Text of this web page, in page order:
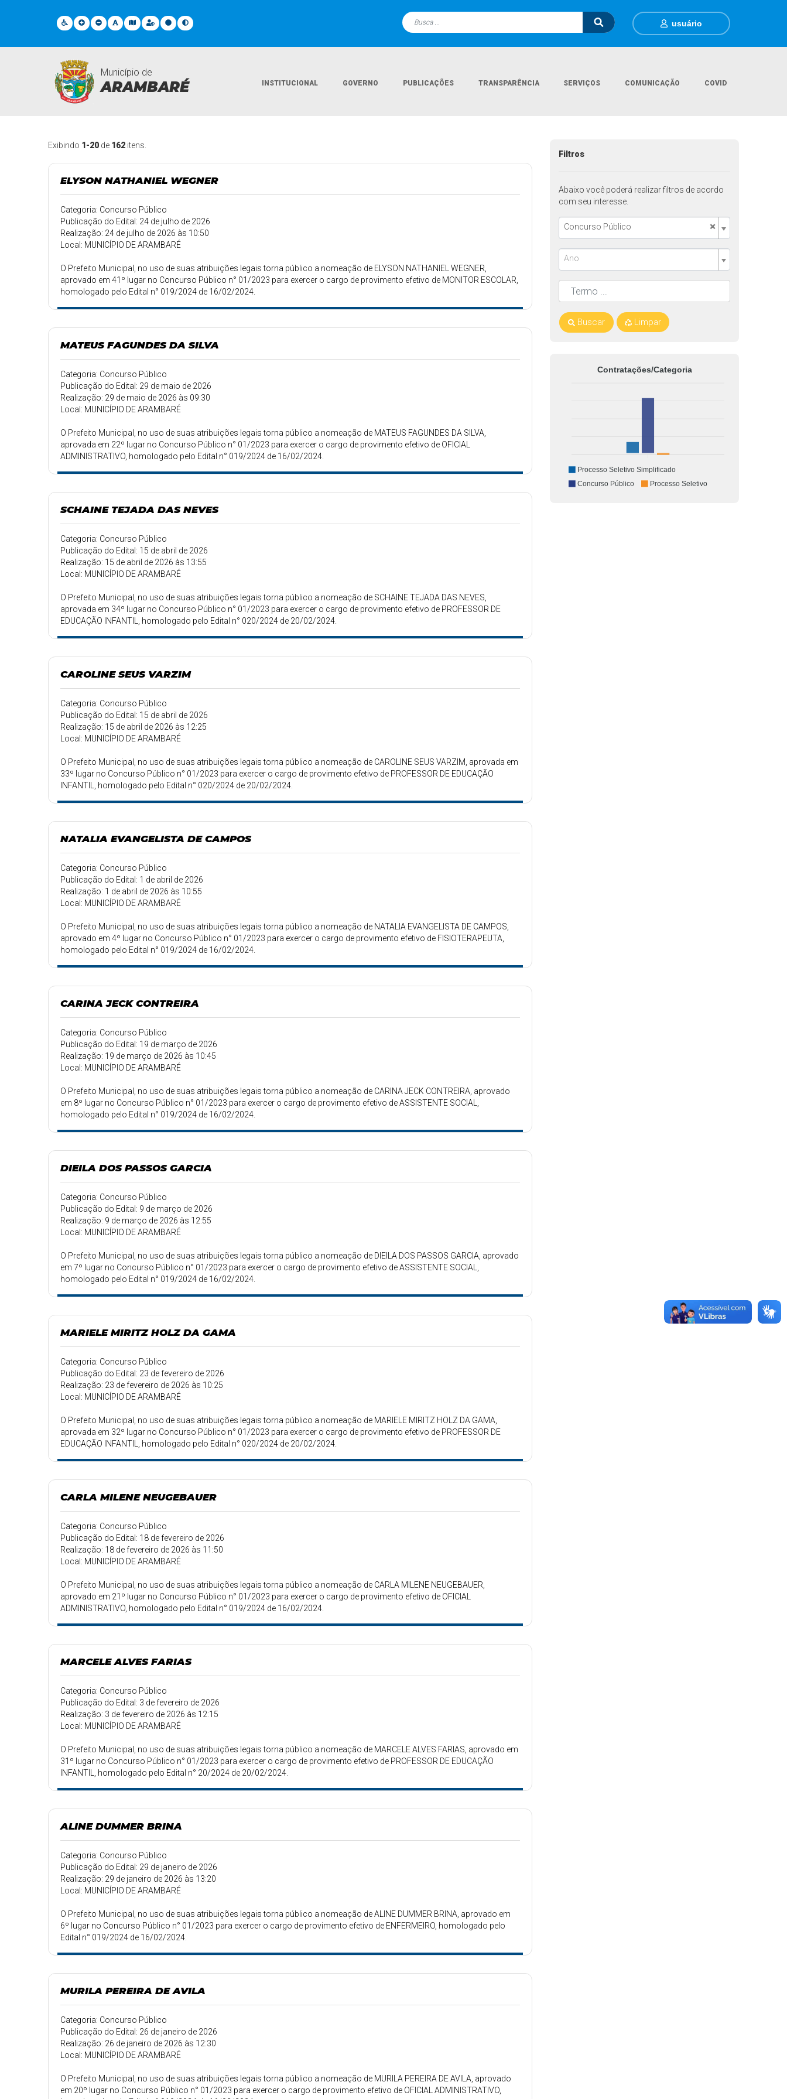
usuário
Município de
ARAMBARÉ INSTITUCIONAL GOVERNO PUBLICAÇÕES TRANSPARÊNCIA SERVIÇOS COMUNICAÇÃO COVID
Contratações
Exibindo 1-20 de 162 itens.
ELYSON NATHANIEL WEGNER
Categoria: Concurso Público
Publicação do Edital: 24 de julho de 2026
Realização: 24 de julho de 2026 às 10:50
Local: MUNICÍPIO DE ARAMBARÉ
O Prefeito Municipal, no uso de suas atribuições legais torna público a nomeação de ELYSON NATHANIEL WEGNER,
aprovado em 41º lugar no Concurso Público n° 01/2023 para exercer o cargo de provimento efetivo de MONITOR ESCOLAR,
homologado pelo Edital n° 019/2024 de 16/02/2024.
MATEUS FAGUNDES DA SILVA
Categoria: Concurso Público
Publicação do Edital: 29 de maio de 2026
Realização: 29 de maio de 2026 às 09:30
Local: MUNICÍPIO DE ARAMBARÉ
O Prefeito Municipal, no uso de suas atribuições legais torna público a nomeação de MATEUS FAGUNDES DA SILVA,
aprovada em 22º lugar no Concurso Público n° 01/2023 para exercer o cargo de provimento efetivo de OFICIAL
ADMINISTRATIVO, homologado pelo Edital n° 019/2024 de 16/02/2024.
SCHAINE TEJADA DAS NEVES
Categoria: Concurso Público
Publicação do Edital: 15 de abril de 2026
Realização: 15 de abril de 2026 às 13:55
Local: MUNICÍPIO DE ARAMBARÉ
O Prefeito Municipal, no uso de suas atribuições legais torna público a nomeação de SCHAINE TEJADA DAS NEVES,
aprovada em 34º lugar no Concurso Público n° 01/2023 para exercer o cargo de provimento efetivo de PROFESSOR DE
EDUCAÇÃO INFANTIL, homologado pelo Edital n° 020/2024 de 20/02/2024.
CAROLINE SEUS VARZIM
Categoria: Concurso Público
Publicação do Edital: 15 de abril de 2026
Realização: 15 de abril de 2026 às 12:25
Local: MUNICÍPIO DE ARAMBARÉ
O Prefeito Municipal, no uso de suas atribuições legais torna público a nomeação de CAROLINE SEUS VARZIM, aprovada em
33º lugar no Concurso Público n° 01/2023 para exercer o cargo de provimento efetivo de PROFESSOR DE EDUCAÇÃO
INFANTIL, homologado pelo Edital n° 020/2024 de 20/02/2024.
NATALIA EVANGELISTA DE CAMPOS
Categoria: Concurso Público
Publicação do Edital: 1 de abril de 2026
Realização: 1 de abril de 2026 às 10:55
Local: MUNICÍPIO DE ARAMBARÉ
O Prefeito Municipal, no uso de suas atribuições legais torna público a nomeação de NATALIA EVANGELISTA DE CAMPOS,
aprovado em 4º lugar no Concurso Público n° 01/2023 para exercer o cargo de provimento efetivo de FISIOTERAPEUTA,
homologado pelo Edital n° 019/2024 de 16/02/2024.
CARINA JECK CONTREIRA
Categoria: Concurso Público
Publicação do Edital: 19 de março de 2026
Realização: 19 de março de 2026 às 10:45
Local: MUNICÍPIO DE ARAMBARÉ
O Prefeito Municipal, no uso de suas atribuições legais torna público a nomeação de CARINA JECK CONTREIRA, aprovado
em 8º lugar no Concurso Público n° 01/2023 para exercer o cargo de provimento efetivo de ASSISTENTE SOCIAL,
homologado pelo Edital n° 019/2024 de 16/02/2024.
DIEILA DOS PASSOS GARCIA
Categoria: Concurso Público
Publicação do Edital: 9 de março de 2026
Realização: 9 de março de 2026 às 12:55
Local: MUNICÍPIO DE ARAMBARÉ
O Prefeito Municipal, no uso de suas atribuições legais torna público a nomeação de DIEILA DOS PASSOS GARCIA, aprovado
em 7º lugar no Concurso Público n° 01/2023 para exercer o cargo de provimento efetivo de ASSISTENTE SOCIAL,
homologado pelo Edital n° 019/2024 de 16/02/2024.
MARIELE MIRITZ HOLZ DA GAMA
Categoria: Concurso Público
Publicação do Edital: 23 de fevereiro de 2026
Realização: 23 de fevereiro de 2026 às 10:25
Local: MUNICÍPIO DE ARAMBARÉ
O Prefeito Municipal, no uso de suas atribuições legais torna público a nomeação de MARIELE MIRITZ HOLZ DA GAMA,
aprovada em 32º lugar no Concurso Público n° 01/2023 para exercer o cargo de provimento efetivo de PROFESSOR DE
EDUCAÇÃO INFANTIL, homologado pelo Edital n° 020/2024 de 20/02/2024.
CARLA MILENE NEUGEBAUER
Categoria: Concurso Público
Publicação do Edital: 18 de fevereiro de 2026
Realização: 18 de fevereiro de 2026 às 11:50
Local: MUNICÍPIO DE ARAMBARÉ
O Prefeito Municipal, no uso de suas atribuições legais torna público a nomeação de CARLA MILENE NEUGEBAUER,
aprovado em 21º lugar no Concurso Público n° 01/2023 para exercer o cargo de provimento efetivo de OFICIAL
ADMINISTRATIVO, homologado pelo Edital n° 019/2024 de 16/02/2024.
MARCELE ALVES FARIAS
Categoria: Concurso Público
Publicação do Edital: 3 de fevereiro de 2026
Realização: 3 de fevereiro de 2026 às 12:15
Local: MUNICÍPIO DE ARAMBARÉ
O Prefeito Municipal, no uso de suas atribuições legais torna público a nomeação de MARCELE ALVES FARIAS, aprovado em
31º lugar no Concurso Público n° 01/2023 para exercer o cargo de provimento efetivo de PROFESSOR DE EDUCAÇÃO
INFANTIL, homologado pelo Edital n° 20/2024 de 20/02/2024.
ALINE DUMMER BRINA
Categoria: Concurso Público
Publicação do Edital: 29 de janeiro de 2026
Realização: 29 de janeiro de 2026 às 13:20
Local: MUNICÍPIO DE ARAMBARÉ
O Prefeito Municipal, no uso de suas atribuições legais torna público a nomeação de ALINE DUMMER BRINA, aprovado em
6º lugar no Concurso Público n° 01/2023 para exercer o cargo de provimento efetivo de ENFERMEIRO, homologado pelo
Edital n° 019/2024 de 16/02/2024.
MURILA PEREIRA DE AVILA
Categoria: Concurso Público
Publicação do Edital: 26 de janeiro de 2026
Realização: 26 de janeiro de 2026 às 12:30
Local: MUNICÍPIO DE ARAMBARÉ
O Prefeito Municipal, no uso de suas atribuições legais torna público a nomeação de MURILA PEREIRA DE AVILA, aprovado
em 20º lugar no Concurso Público n° 01/2023 para exercer o cargo de provimento efetivo de OFICIAL ADMINISTRATIVO,
Filtros
Abaixo você poderá realizar filtros de acordo
com seu interesse.
×
Concurso Público
Ano
Buscar Limpar
Contratações/Categoria
Processo Seletivo Simplificado
Concurso Público
Processo Seletivo